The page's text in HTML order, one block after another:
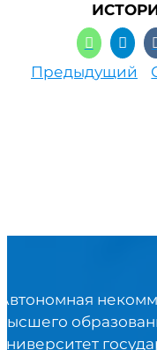
Предыдущий